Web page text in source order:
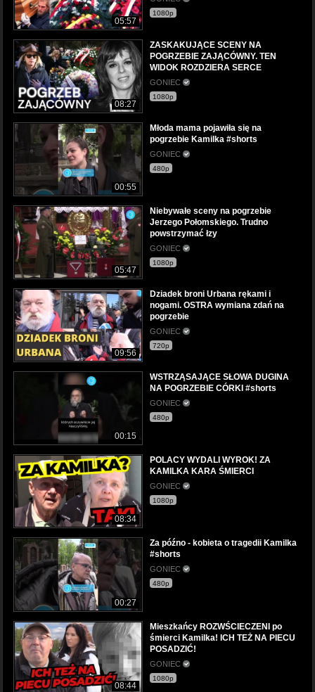
05:57
1080p
08:27
ZASKAKUJĄCE SCENY NA
POGRZEBIE ZAJĄCÓWNY. TEN
WIDOK ROZDZIERA SERCE
GONIEC
1080p
00:55
Młoda mama pojawiła się na
pogrzebie Kamilka #shorts
GONIEC
480p
05:47
Niebywałe sceny na pogrzebie
Jerzego Połomskiego. Trudno
powstrzymać łzy
GONIEC
1080p
09:56
Dziadek broni Urbana rękami i
nogami. OSTRA wymiana zdań na
pogrzebie
GONIEC
720p
00:15
WSTRZĄSAJĄCE SŁOWA DUGINA
NA POGRZEBIE CÓRKI #shorts
GONIEC
480p
08:34
POLACY WYDALI WYROK! ZA
KAMILKA KARA ŚMIERCI
GONIEC
1080p
00:27
Za późno - kobieta o tragedii Kamilka
#shorts
GONIEC
480p
08:44
Mieszkańcy ROZWŚCIECZENI po
śmierci Kamilka! ICH TEŻ NA PIECU
POSADZIĆ!
GONIEC
1080p